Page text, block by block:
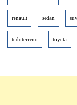
renault sedan suv
todoterreno toyota